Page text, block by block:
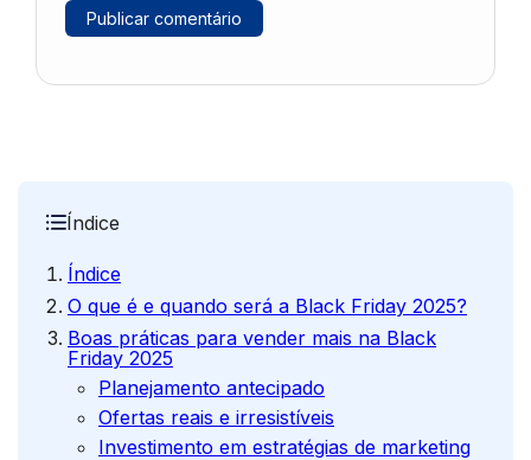
Índice
Índice
O que é e quando será a Black Friday 2025?
Boas práticas para vender mais na Black
Friday 2025
Planejamento antecipado
Ofertas reais e irresistíveis
Investimento em estratégias de marketing